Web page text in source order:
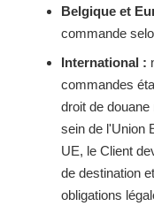
Belgique et
commande
International :
commandes
droit de
sein de l'Union
UE, le Client
de destination
obligations